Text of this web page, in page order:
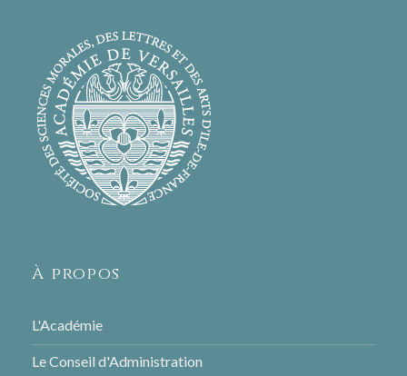
À propos
L'Académie
Le Conseil d'Administration